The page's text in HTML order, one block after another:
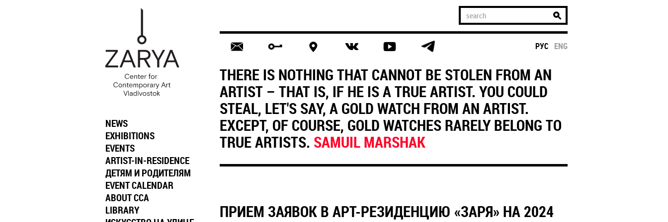
РУС ENG
THERE IS NOTHING THAT CANNOT BE STOLEN FROM AN
ARTIST – THAT IS, IF HE IS A TRUE ARTIST. YOU COULD
STEAL, LET'S SAY, A GOLD WATCH FROM AN ARTIST.
EXCEPT, OF COURSE, GOLD WATCHES RARELY BELONG TO
TRUE ARTISTS. SAMUIL MARSHAK
ПРИЕМ ЗАЯВОК В АРТ-РЕЗИДЕНЦИЮ «ЗАРЯ» НА 2024
NEWS
EXHIBITIONS
EVENTS
ARTIST-IN-RESIDENCE
ДЕТЯМ И РОДИТЕЛЯМ
EVENT CALENDAR
ABOUT CCA
LIBRARY